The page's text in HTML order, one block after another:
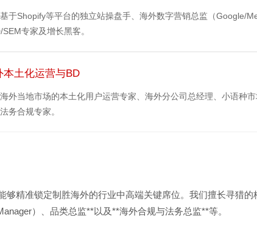
于Shopify等平台的独立站操盘手、海外数字营销总监（Google/
SEM专家及增长黑客。
本土化运营与BD
外当地市场的本土化用户运营专家、海外分公司总经理、小语种
务合规专家。
够精准锁定制胜海外的行业中高端关键席位。我们擅长寻猎的
）、品类总监**以及**海外合规与法务总监**等。